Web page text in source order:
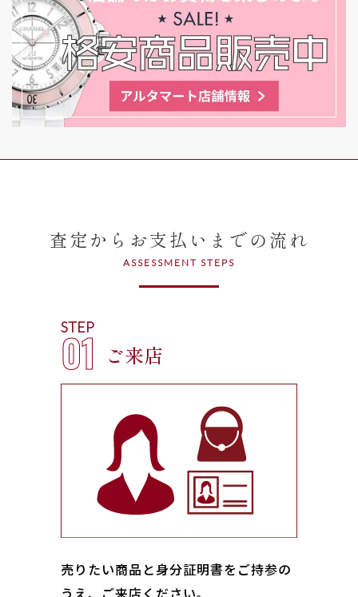
査定からお支払いまでの流れ
ASSESSMENT STEPS
STEP
01 ご来店
売りたい商品と身分証明書をご持参の
うえ、ご来店ください｡